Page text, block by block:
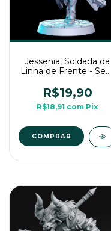
Jessenia, Soldada da
Linha de Frente - Sem
Para Rpg de Mesa
R$19,90
R$18,91 com Pix
COMPRAR